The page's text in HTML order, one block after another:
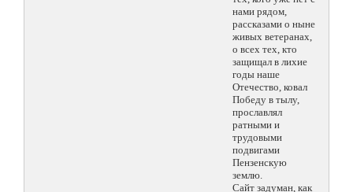
нами рядом,
рассказами о ныне
живых ветеранах,
о всех тех, кто
защищал в лихие
годы наше
Отечество, ковал
Победу в тылу,
прославлял
ратными и
трудовыми
подвигами
Пензенскую
землю.
Сайт задуман, как